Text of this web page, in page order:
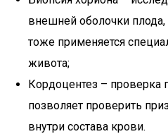
внешней оболочки
тоже применяется
живота;
Кордоцентез – проверка
позволяет проверить
внутри состава крови.